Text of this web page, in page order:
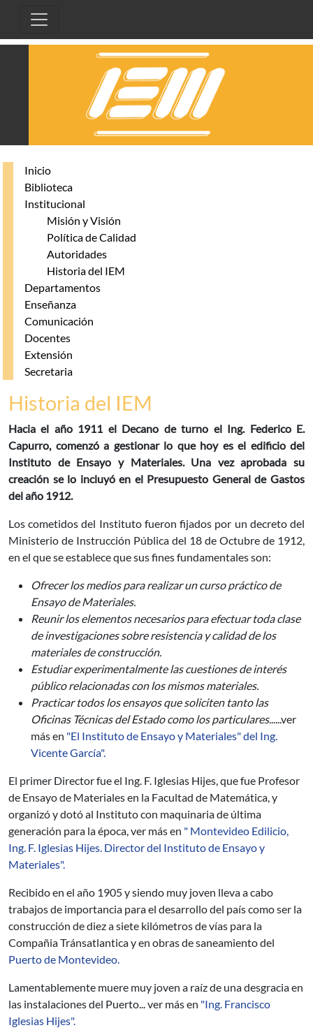
Inicio
Biblioteca
Institucional
Misión y Visión
Política de Calidad
Autoridades
Historia del IEM
Departamentos
Enseñanza
Comunicación
Docentes
Extensión
Secretaria
Historia del IEM
Hacia el año 1911 el Decano de turno el Ing. Federico E.
Capurro, comenzó a gestionar lo que hoy es el edificio del
Instituto de Ensayo y Materiales. Una vez aprobada su
creación se lo incluyó en el Presupuesto General de Gastos
del año 1912.
Los cometidos del Instituto fueron fijados por un decreto del
Ministerio de Instrucción Pública del 18 de Octubre de 1912,
en el que se establece que sus fines fundamentales son:
Ofrecer los medios para realizar un curso práctico de
Ensayo de Materiales.
Reunir los elementos necesarios para efectuar toda clase
de investigaciones sobre resistencia y calidad de los
materiales de construcción.
Estudiar experimentalmente las cuestiones de interés
público relacionadas con los mismos materiales.
Practicar todos los ensayos que soliciten tanto las
Oficinas Técnicas del Estado como los particulares......ver
más en "El Instituto de Ensayo y Materiales" del Ing.
Vicente García".
El primer Director fue el Ing. F. Iglesias Hijes, que fue Profesor
de Ensayo de Materiales en la Facultad de Matemática, y
organizó y dotó al Instituto con maquinaria de última
generación para la época, ver más en " Montevideo Edilicio,
Ing. F. Iglesias Hijes. Director del Instituto de Ensayo y
Materiales".
Recibido en el año 1905 y siendo muy joven lleva a cabo
trabajos de importancia para el desarrollo del país como ser la
construcción de diez a siete kilómetros de vías para la
Compañia Tránsatlantica y en obras de saneamiento del
Puerto de Montevideo.
Lamentablemente muere muy joven a raíz de una desgracia en
las instalaciones del Puerto... ver más en "Ing. Francisco
Iglesias Hijes".